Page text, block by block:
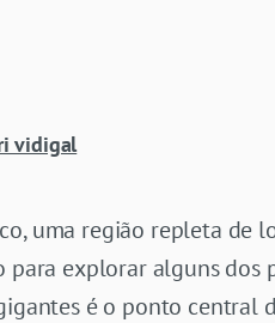
vidigal
uma região repleta de
para explorar alguns dos
é o ponto central